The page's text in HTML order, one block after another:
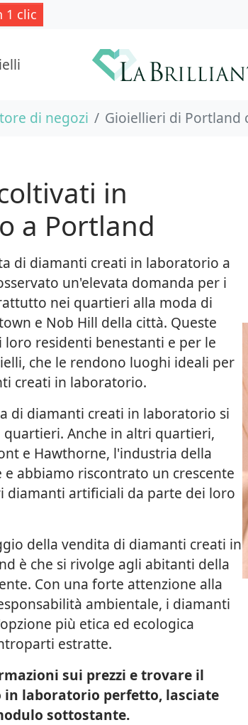
1 clic
di negozi Gioiellieri di
in
a Portland
di diamanti creati in laboratorio a
un'elevata domanda per i
nei quartieri alla moda di
e Nob Hill della città. Queste
loro residenti benestanti e per le
che le rendono luoghi ideali per
creati in laboratorio.
di diamanti creati in laboratorio si
Anche in altri quartieri,
e Hawthorne, l'industria della
abbiamo riscontrato un crescente
diamanti artificiali da parte dei loro
della vendita di diamanti creati in
è che si rivolge agli abitanti della
Con una forte attenzione alla
ambientale, i diamanti
più etica ed ecologica
estratte.
sui prezzi e trovare il
laboratorio perfetto, lasciate
sottostante.